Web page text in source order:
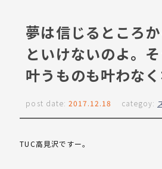
夢は信じるところ
といけないのよ。
叶うものも叶わな
post date: 2017.12.18 categoy:
TUC高見沢ですー。